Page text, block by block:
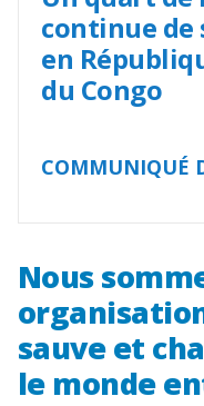
continue
en
du Congo
COMMUNIQUÉ
Nous
sauve et
le monde